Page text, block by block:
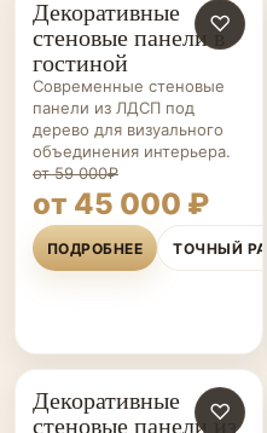
СТЕНОВЫЕ
ПАНЕЛИ НА ЗАКАЗ
♡
Декоративные
стеновые панели в
гостиной
Современные стеновые
панели из ЛДСП под
дерево для визуального
объединения интерьера.
от 59 000₽
от 45 000 ₽
ПОДРОБНЕЕ ТОЧНЫЙ
СТЕНОВЫЕ
ПАНЕЛИ НА ЗАКАЗ
♡
Декоративные
стеновые панели из